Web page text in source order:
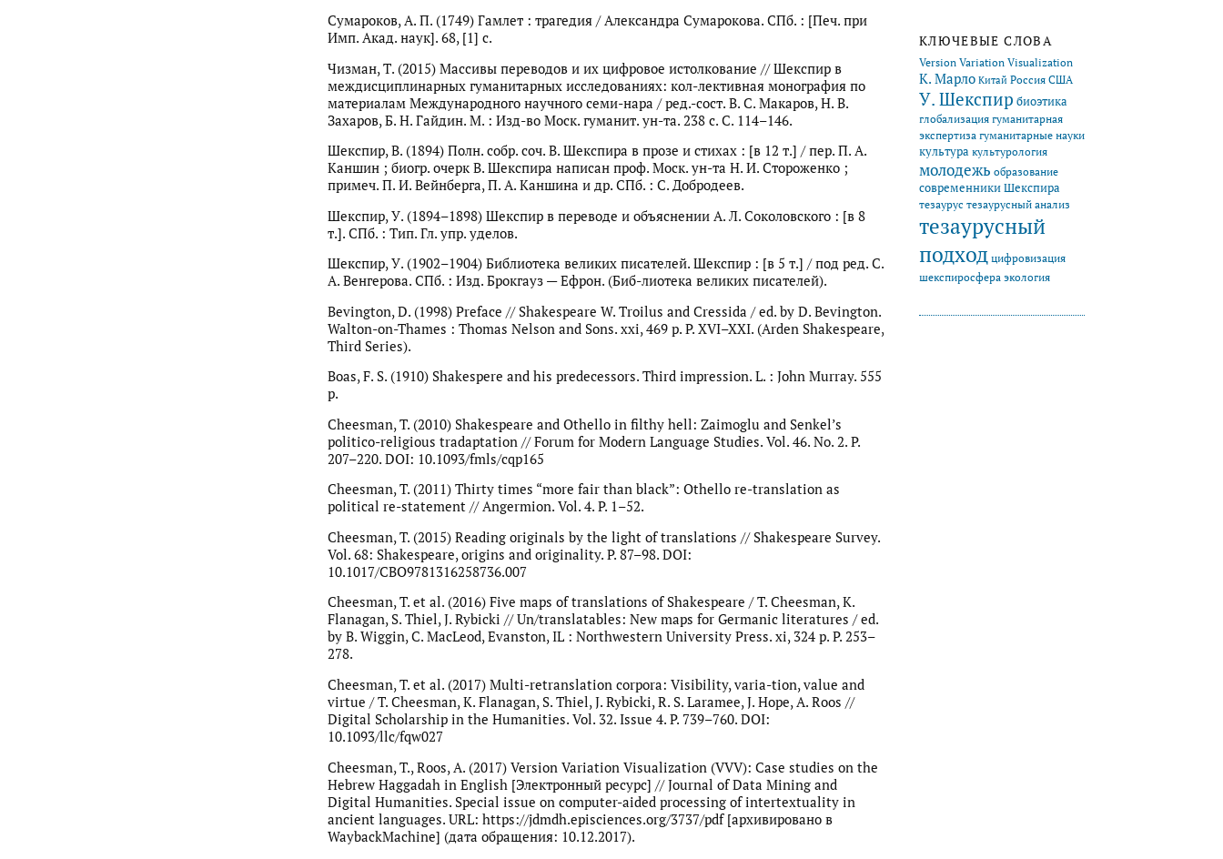
КЛЮЧЕВЫЕ СЛОВА
Version Variation Visualization
К. Марло Китай Россия США
У. Шекспир биоэтика
глобализациягуманитарная
экспертиза гуманитарные науки
культура культурология
молодежь образование
современники Шекспира
тезаурус тезаурусный анализ
тезаурусный
подход цифровизация
шекспиросфера экология
Сумароков, А. П. (1749) Гамлет : трагедия / Александра Сумарокова. СПб. : [Печ. при
Имп. Акад. наук]. 68, [1] с.
Чизман, Т. (2015) Массивы переводов и их цифровое истолкование // Шекспир в
междисциплинарных гуманитарных исследованиях: кол-лективная монография по
материалам Международного научного семи-нара / ред.-сост. В. С. Макаров, Н. В.
Захаров, Б. Н. Гайдин. М. : Изд-во Моск. гуманит. ун-та. 238 с. С. 114–146.
Шекспир, В. (1894) Полн. собр. соч. В. Шекспира в прозе и стихах : [в 12 т.] / пер. П. А.
Каншин ; биогр. очерк В. Шекспира написан проф. Моск. ун-та Н. И. Стороженко ;
примеч. П. И. Вейнберга, П. А. Каншина и др. СПб. : С. Добродеев.
Шекспир, У. (1894–1898) Шекспир в переводе и объяснении А. Л. Соколовского : [в 8
т.]. СПб. : Тип. Гл. упр. уделов.
Шекспир, У. (1902–1904) Библиотека великих писателей. Шекспир : [в 5 т.] / под ред. С.
А. Венгерова. СПб. : Изд. Брокгауз — Ефрон. (Биб-лиотека великих писателей).
Bevington, D. (1998) Preface // Shakespeare W. Troilus and Cressida / ed. by D. Bevington.
Walton-on-Thames : Thomas Nelson and Sons. xxi, 469 p. P. XVI–XXI. (Arden Shakespeare,
Third Series).
Boas, F. S. (1910) Shakespere and his predecessors. Third impression. L. : John Murray. 555
p.
Cheesman, T. (2010) Shakespeare and Othello in filthy hell: Zaimoglu and Senkel’s
politico-religious tradaptation // Forum for Modern Language Studies. Vol. 46. No. 2. P.
207–220. DOI: 10.1093/fmls/cqp165
Cheesman, T. (2011) Thirty times “more fair than black”: Othello re-translation as
political re-statement // Angermion. Vol. 4. P. 1–52.
Cheesman, T. (2015) Reading originals by the light of translations // Shakespeare Survey.
Vol. 68: Shakespeare, origins and originality. P. 87–98. DOI:
10.1017/CBO9781316258736.007
Cheesman, T. et al. (2016) Five maps of translations of Shakespeare / T. Cheesman, K.
Flanagan, S. Thiel, J. Rybicki // Un/translatables: New maps for Germanic literatures / ed.
by B. Wiggin, C. MacLeod, Evanston, IL : Northwestern University Press. xi, 324 p. P. 253–
278.
Cheesman, T. et al. (2017) Multi-retranslation corpora: Visibility, varia-tion, value and
virtue / T. Cheesman, K. Flanagan, S. Thiel, J. Rybicki, R. S. Laramee, J. Hope, A. Roos //
Digital Scholarship in the Humanities. Vol. 32. Issue 4. P. 739–760. DOI:
10.1093/llc/fqw027
Cheesman, T., Roos, A. (2017) Version Variation Visualization (VVV): Case studies on the
Hebrew Haggadah in English [Электронный ресурс] // Journal of Data Mining and
Digital Humanities. Special issue on computer-aided processing of intertextuality in
ancient languages. URL: https://jdmdh.episciences.org/3737/pdf [архивировано в
WaybackMachine] (дата обращения: 10.12.2017).